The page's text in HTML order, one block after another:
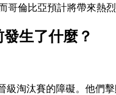
哥倫比亞預計將帶來熱烈
生了什麼？
級淘汰賽的障礙。他們